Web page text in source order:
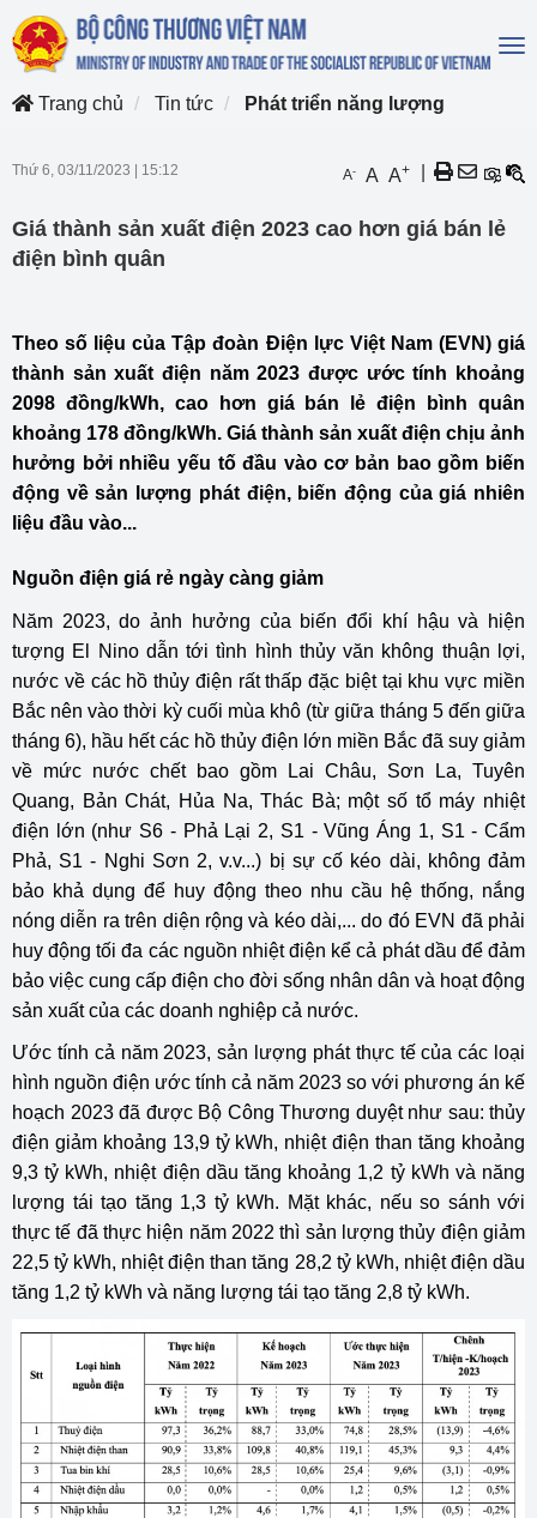
Trang chủ
Tin tức Phát triển năng lượng
Thứ 6, 03/11/2023 15:12 A- A A+
Giá thành sản xuất điện 2023 cao hơn giá bán lẻ
điện bình quân
Theo số liệu của Tập đoàn Điện lực Việt Nam (EVN) giá
thành sản xuất điện năm 2023 được ước tính khoảng
2098 đồng/kWh, cao hơn giá bán lẻ điện bình quân
khoảng 178 đồng/kWh. Giá thành sản xuất điện chịu ảnh
hưởng bởi nhiều yếu tố đầu vào cơ bản bao gồm biến
động về sản lượng phát điện, biến động của giá nhiên
liệu đầu vào...
Nguồn điện giá rẻ ngày càng giảm
Năm 2023, do ảnh hưởng của biến đổi khí hậu và hiện
tượng El Nino dẫn tới tình hình thủy văn không thuận lợi,
nước về các hồ thủy điện rất thấp đặc biệt tại khu vực miền
Bắc nên vào thời kỳ cuối mùa khô (từ giữa tháng 5 đến giữa
tháng 6), hầu hết các hồ thủy điện lớn miền Bắc đã suy giảm
về mức nước chết bao gồm Lai Châu, Sơn La, Tuyên
Quang, Bản Chát, Hủa Na, Thác Bà; một số tổ máy nhiệt
điện lớn (như S6 - Phả Lại 2, S1 - Vũng Áng 1, S1 - Cẩm
Phả, S1 - Nghi Sơn 2, v.v...) bị sự cố kéo dài, không đảm
bảo khả dụng để huy động theo nhu cầu hệ thống, nắng
nóng diễn ra trên diện rộng và kéo dài,... do đó EVN đã phải
huy động tối đa các nguồn nhiệt điện kể cả phát dầu để đảm
bảo việc cung cấp điện cho đời sống nhân dân và hoạt động
sản xuất của các doanh nghiệp cả nước.
Ước tính cả năm 2023, sản lượng phát thực tế của các loại
hình nguồn điện ước tính cả năm 2023 so với phương án kế
hoạch 2023 đã được Bộ Công Thương duyệt như sau: thủy
điện giảm khoảng 13,9 tỷ kWh, nhiệt điện than tăng khoảng
9,3 tỷ kWh, nhiệt điện dầu tăng khoảng 1,2 tỷ kWh và năng
lượng tái tạo tăng 1,3 tỷ kWh. Mặt khác, nếu so sánh với
thực tế đã thực hiện năm 2022 thì sản lượng thủy điện giảm
22,5 tỷ kWh, nhiệt điện than tăng 28,2 tỷ kWh, nhiệt điện dầu
tăng 1,2 tỷ kWh và năng lượng tái tạo tăng 2,8 tỷ kWh.